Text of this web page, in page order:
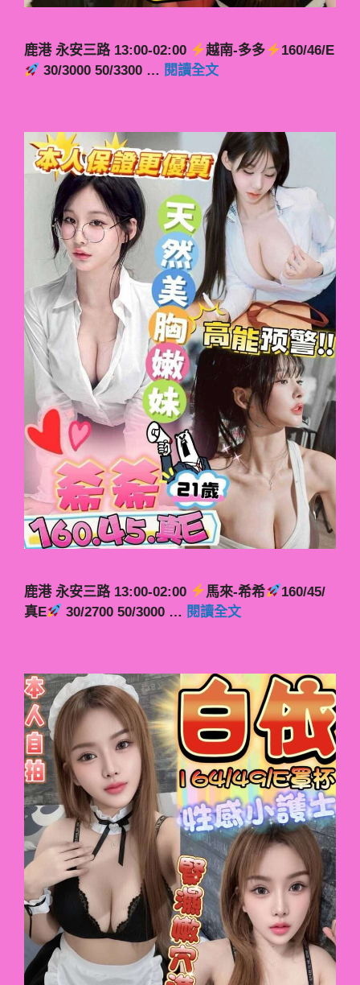
鹿港 永安三路 13:00-02:00 越南-多多
160/46/E
30/3000 50/3300 … 閱讀全文
鹿港 永安三路 13:00-02:00 馬來-希希
160/45/
真E
30/2700 50/3000 … 閱讀全文